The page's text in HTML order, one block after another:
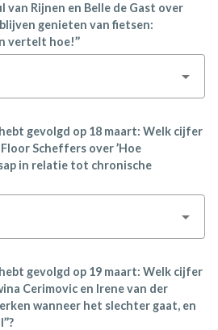
van Rijnen en Belle de Gast over
genieten van fietsen:
vertelt hoe!’’
gevolgd op 18 maart: Welk cijfer
Scheffers over ’Hoe
in relatie tot chronische
gevolgd op 19 maart: Welk cijfer
Cerimovic en Irene van der
wanneer het slechter gaat, en